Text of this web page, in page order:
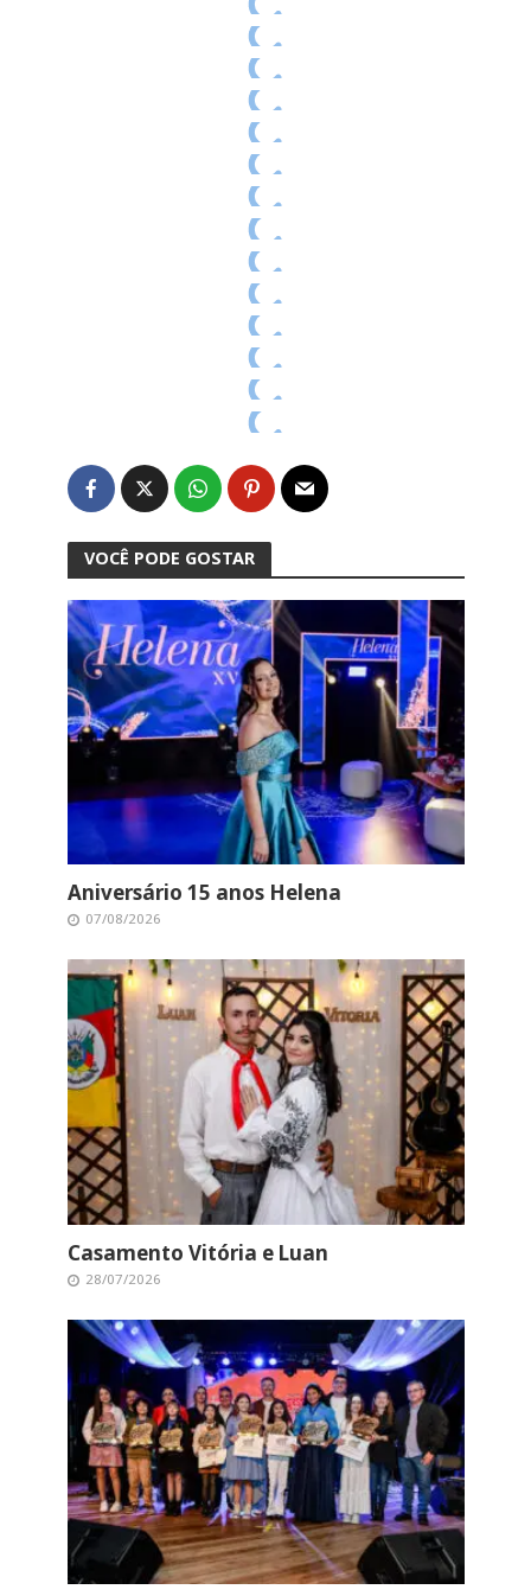
VOCÊ PODE GOSTAR
Aniversário 15 anos Helena
07/08/2026
Casamento Vitória e Luan
28/07/2026